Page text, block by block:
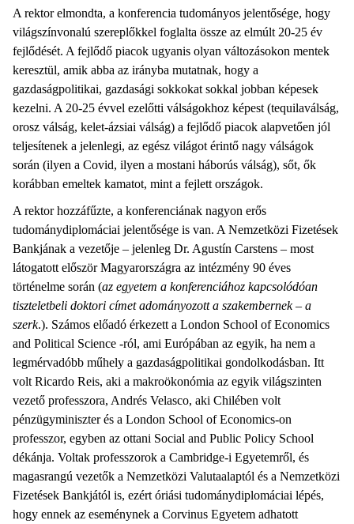
A rektor elmondta, a konferencia tudományos jelentősége, hogy
világszínvonalú szereplőkkel foglalta össze az elmúlt 20-25 év
fejlődését. A fejlődő piacok ugyanis olyan változásokon mentek
keresztül, amik abba az irányba mutatnak, hogy a
gazdaságpolitikai, gazdasági sokkokat sokkal jobban képesek
kezelni. A 20-25 évvel ezelőtti válságokhoz képest (tequilaválság,
orosz válság, kelet-ázsiai válság) a fejlődő piacok alapvetően jól
teljesítenek a jelenlegi, az egész világot érintő nagy válságok
során (ilyen a Covid, ilyen a mostani háborús válság), sőt, ők
korábban emeltek kamatot, mint a fejlett országok.
A rektor hozzáfűzte, a konferenciának nagyon erős
tudománydiplomáciai jelentősége is van. A Nemzetközi Fizetések
Bankjának a vezetője – jelenleg Dr. Agustín Carstens – most
látogatott először Magyarországra az intézmény 90 éves
történelme során (az egyetem a konferenciához kapcsolódóan
tiszteletbeli doktori címet adományozott a szakembernek – a
szerk.). Számos előadó érkezett a London School of Economics
and Political Science -ról, ami Európában az egyik, ha nem a
legmérvadóbb műhely a gazdaságpolitikai gondolkodásban. Itt
volt Ricardo Reis, aki a makroökonómia az egyik világszinten
vezető professzora, Andrés Velasco, aki Chilében volt
pénzügyminiszter és a London School of Economics-on
professzor, egyben az ottani Social and Public Policy School
dékánja. Voltak professzorok a Cambridge-i Egyetemről, és
magasrangú vezetők a Nemzetközi Valutaalaptól és a Nemzetközi
Fizetések Bankjától is, ezért óriási tudománydiplomáciai lépés,
hogy ennek az eseménynek a Corvinus Egyetem adhatott